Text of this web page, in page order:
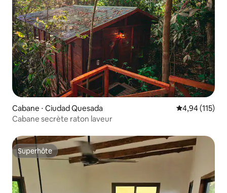
Cabane ⋅ Ciudad Quesada Évaluation
4,94 (115)
Cabane secrète raton laveur
Superhôte
Superhôte